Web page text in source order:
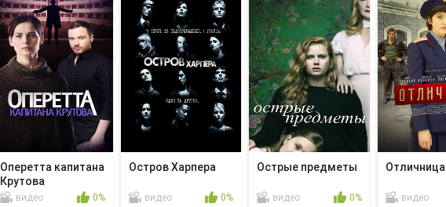
Оперетта капитана
Крутова
видео 0%
Остров Харпера
видео 0%
Острые предметы
видео 0%
Отличница
видео